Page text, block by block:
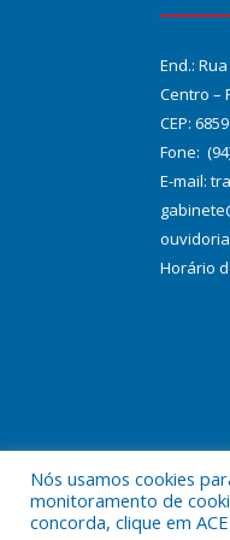
End.:
Centro –
CEP:
Fone:
E-mail:
Horário
Todos
Nós usamos cookies
monitoramento de
concorda, clique em